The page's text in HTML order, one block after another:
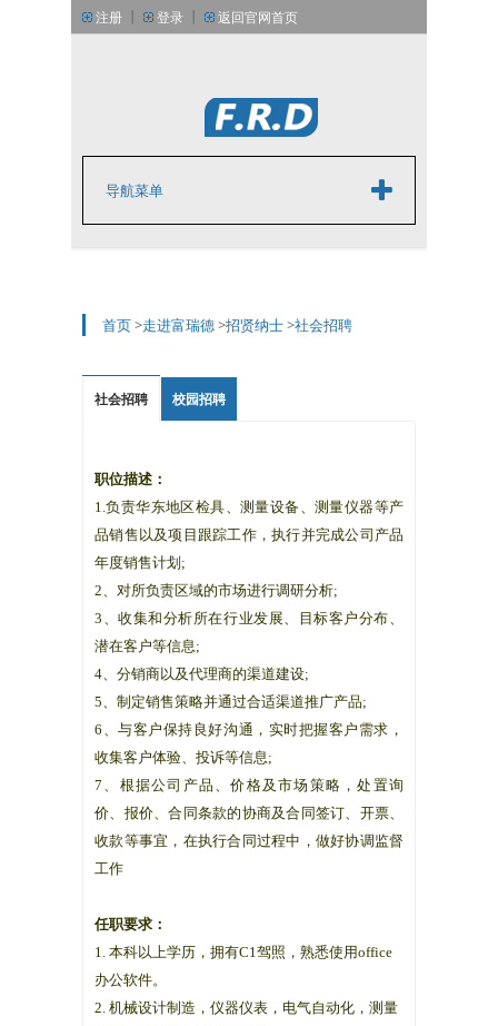
注册 丨 登录 丨
返回官网首页
导航菜单
首页>走进富瑞德>招贤纳士>社会招聘
社会招聘 校园招聘
职位描述：
1.负责华东地区检具、测量设备、测量仪器等产
品销售以及项目跟踪工作，执行并完成公司产品
年度销售计划;
2、对所负责区域的市场进行调研分析;
3、收集和分析所在行业发展、目标客户分布、
潜在客户等信息;
4、分销商以及代理商的渠道建设;
5、制定销售策略并通过合适渠道推广产品;
6、与客户保持良好沟通，实时把握客户需求，
收集客户体验、投诉等信息;
7、根据公司产品、价格及市场策略，处置询
价、报价、合同条款的协商及合同签订、开票、
收款等事宜，在执行合同过程中，做好协调监督
工作
任职要求：
1. 本科以上学历，拥有C1驾照，熟悉使用office
办公软件。
2. 机械设计制造，仪器仪表，电气自动化，测量